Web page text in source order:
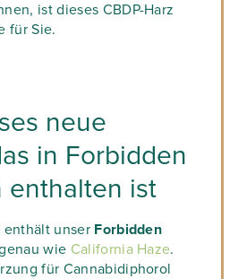
ist dieses CBDP-Harz
für Sie.
neue
in Forbidden
enthalten ist
enthält unser Forbidden
wie California Haze.
für Cannabidiphorol